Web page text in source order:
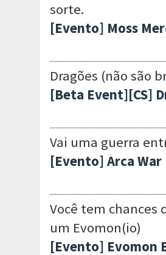
sorte.
[Evento] Moss
Dragões (não são
[Beta Event][CS]
Vai uma guerra
[Evento] Arca War
Você tem
um Evomon(io)
[Evento] Evomon